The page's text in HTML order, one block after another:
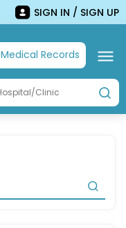
SIGN IN / SIGN UP
Medical Records